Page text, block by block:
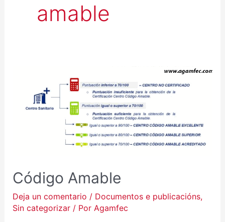
amable
Código Amable
Deja un comentario / Documentos e publicacións,
Sin categorizar/ Por Agamfec